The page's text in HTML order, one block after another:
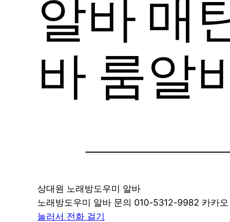
알바 매
바 룸알
상대원 노래방도우미 알바
노래방도우미 알바 문의 010-5312-9982 카카
눌러서 전화 걸기